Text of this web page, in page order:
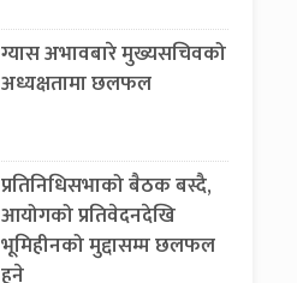
ग्यास अभावबारे मुख्यसचिवको
अध्यक्षतामा छलफल
प्रतिनिधिसभाको बैठक बस्दै,
आयोगको प्रतिवेदनदेखि
भूमिहीनको मुद्दासम्म छलफल
हुने